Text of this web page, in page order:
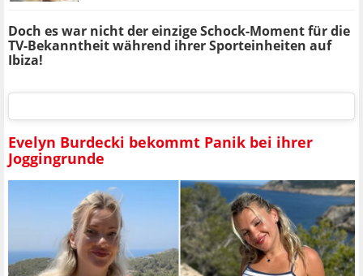
Doch es war nicht der einzige Schock-Moment für die
TV-Bekanntheit während ihrer Sporteinheiten auf
Ibiza!
Evelyn Burdecki bekommt Panik bei ihrer
Joggingrunde